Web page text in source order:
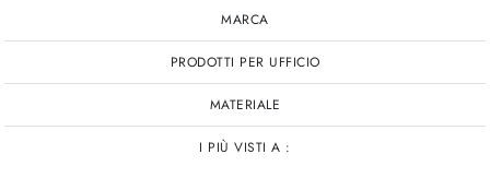
MARCA
PRODOTTI PER UFFICIO
MATERIALE
I PIÙ VISTI A :